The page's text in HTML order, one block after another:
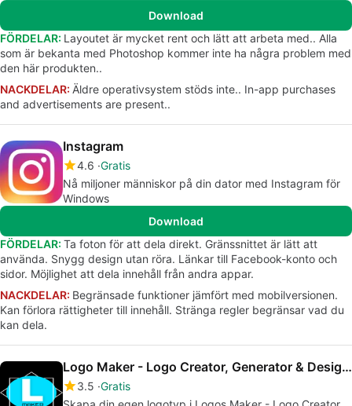
Download
FÖRDELAR: Layoutet är mycket rent och lätt att arbeta med.. Alla
som är bekanta med Photoshop kommer inte ha några problem med
den här produkten..
NACKDELAR: Äldre operativsystem stöds inte.. In-app purchases
and advertisements are present..
Instagram
4.6 Gratis
Nå miljoner människor på din dator med Instagram för
Windows
Download
FÖRDELAR: Ta foton för att dela direkt. Gränssnittet är lätt att
använda. Snygg design utan röra. Länkar till Facebook-konto och
sidor. Möjlighet att dela innehåll från andra appar.
NACKDELAR: Begränsade funktioner jämfört med mobilversionen.
Kan förlora rättigheter till innehåll. Stränga regler begränsar vad du
kan dela.
Logo Maker - Logo Creator, Generator & Designer
3.5 Gratis